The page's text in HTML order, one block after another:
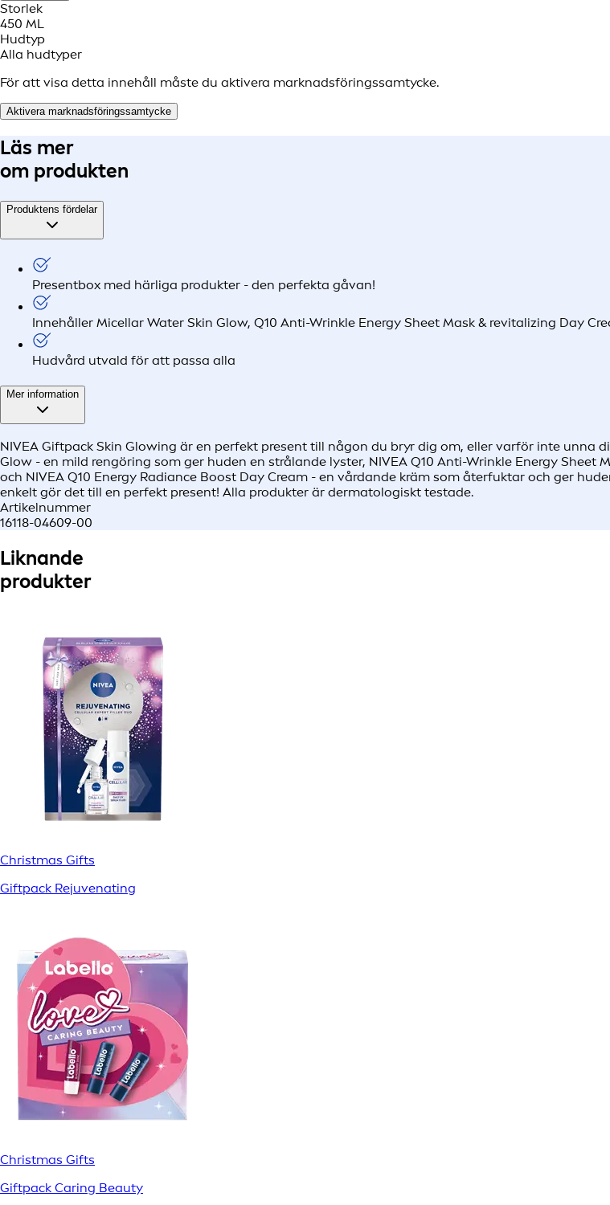
Storlek
450 ML
Hudtyp
Alla hudtyper
För att visa detta innehåll måste du aktivera marknadsföringssamtycke.
Aktivera marknadsföringssamtycke
Läs mer
om produkten
Produktens fördelar
Presentbox med härliga produkter - den perfekta gåvan!
Innehåller Micellar Water Skin Glow, Q10 Anti-Wrinkle Energy Sheet Mask & revitalizing Day
Hudvård utvald för att passa alla
Mer information
NIVEA Giftpack Skin Glowing är en perfekt present till någon du bryr dig om, eller varför inte unna
Glow - en mild rengöring som ger huden en strålande lyster, NIVEA Q10 Anti-Wrinkle Energy
och NIVEA Q10 Energy Radiance Boost Day Cream - en vårdande kräm som återfuktar och ger
enkelt gör det till en perfekt present! Alla produkter är dermatologiskt testade.
Artikelnummer
16118-04609-00
Liknande
produkter
Christmas Gifts
Giftpack Rejuvenating
Christmas Gifts
Giftpack Caring Beauty